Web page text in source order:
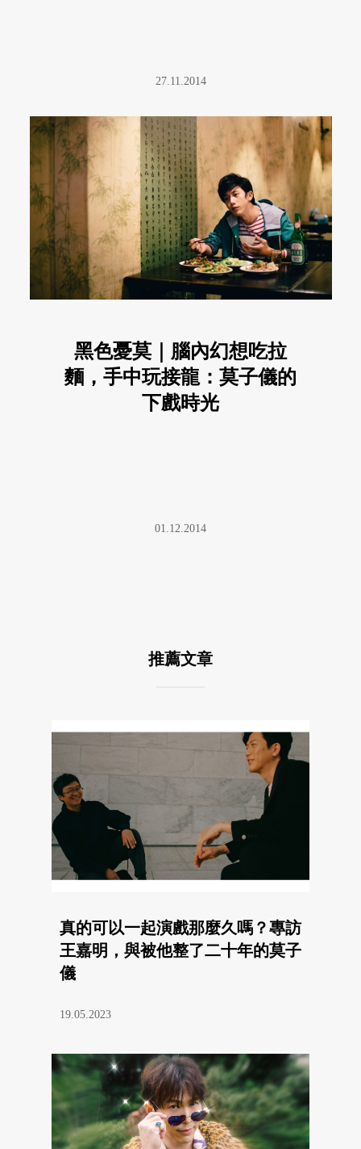
27.11.2014
黑色憂莫｜腦內幻想吃拉
麵，手中玩接龍：莫子儀的
下戲時光
01.12.2014
推薦文章
真的可以一起演戲那麼久嗎？專訪
王嘉明，與被他整了二十年的莫子
儀
19.05.2023